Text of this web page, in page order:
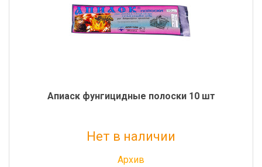
Апиаск фунгицидные полоски 10 шт
Нет в наличии
Архив